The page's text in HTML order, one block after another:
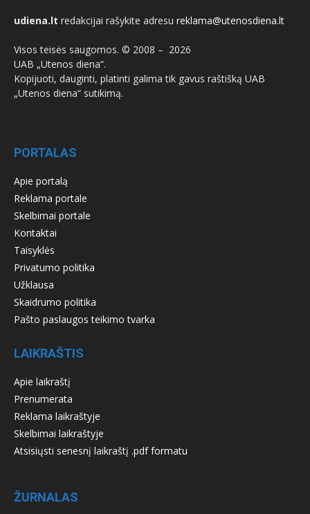
udiena.lt redakcijai rašykite adresu reklama@utenosdiena.lt
Visos teisės saugomos. © 2008 – 2026
UAB „Utenos diena“.
Kopijuoti, dauginti, platinti galima tik gavus raštišką UAB
„Utenos diena“ sutikimą.
PORTALAS
Apie portalą
Reklama portale
Skelbimai portale
Kontaktai
Taisyklės
Privatumo politika
Užklausa
Skaidrumo politika
Pašto paslaugos teikimo tvarka
LAIKRAŠTIS
Apie laikraštį
Prenumerata
Reklama laikraštyje
Skelbimai laikraštyje
Atsisiųsti senesnį laikraštį .pdf formatu
ŽURNALAS